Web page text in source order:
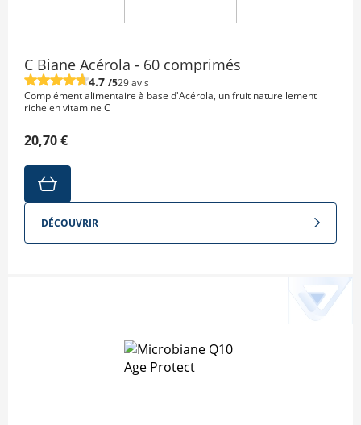
C Biane Acérola - 60 comprimés
4.7 /529 avis
Complément alimentaire à base d'Acérola, un fruit naturellement
riche en vitamine C
20,70 €
DÉCOUVRIR